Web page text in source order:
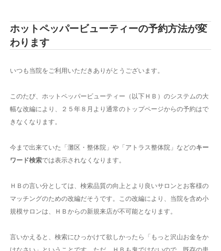
ホットペッパービューティーの予約方法が変
わります
いつも当院をご利用いただきありがとうございます。
このたび、ホットペッパービューティー（以下ＨＢ）のシステムの大
幅な改編により、２５年８月より通常のトップページからの予約はで
きなくなります。
今まで出来ていた「灘区・整体院」や「アトラス整体院」などのキー
ワード検索では表示されなくなります。
ＨＢの言い分としては、検索品質の向上とより良いサロンとお客様の
マッチングのための改編だそうです。この改編により、当院を含め小
規模サロンは、ＨＢからの新規来店が不可能となります。
言いかえると、検索にひっかけて欲しかったら「もっと沢山お金をか